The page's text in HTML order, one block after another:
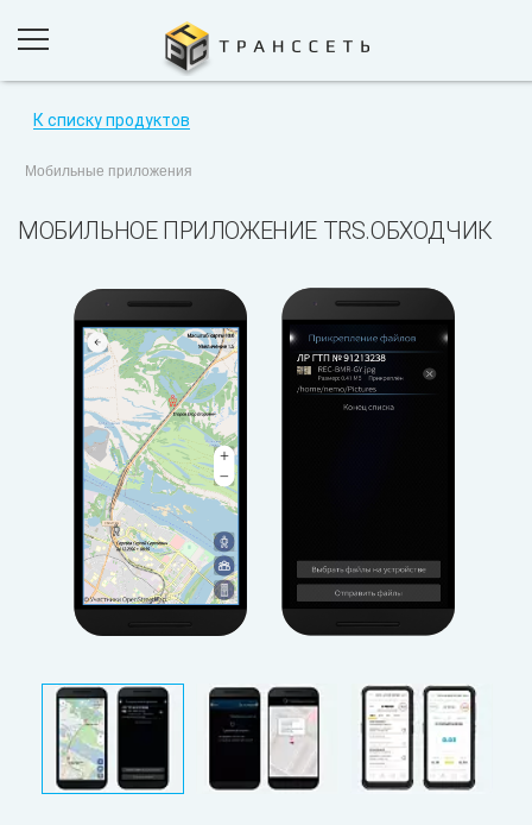
КОМПАНИЯ
КОНТАКТЫ
ОБРАТНАЯ СВЯЗЬ
К списку продуктов
Мобильные приложения
МОБИЛЬНОЕ ПРИЛОЖЕНИЕ TRS.ОБХОДЧИК